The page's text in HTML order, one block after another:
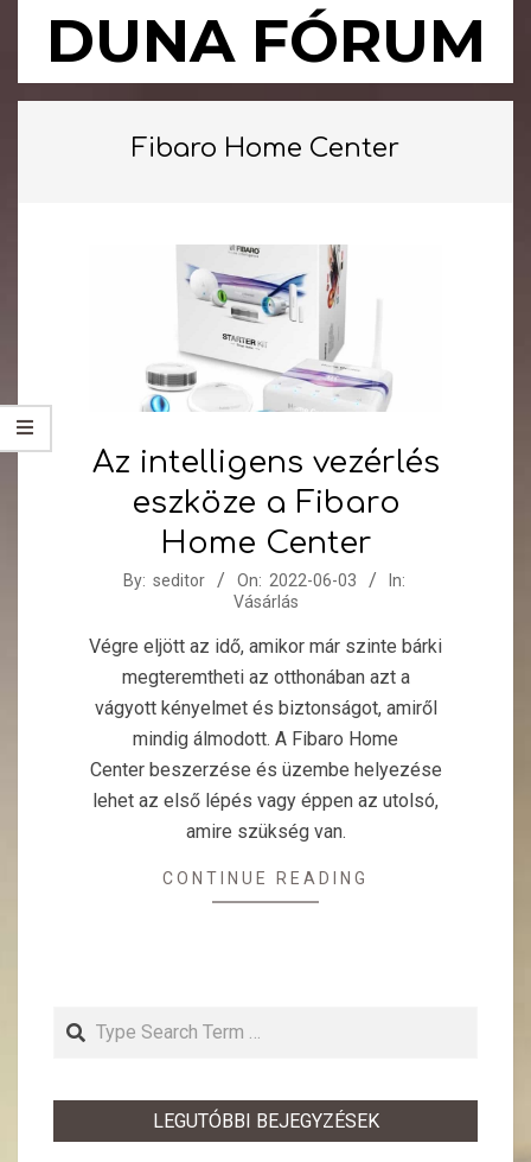
DUNA FÓRUM
Primary
Fibaro Home Center
Az intelligens vezérlés
eszköze a Fibaro
Home Center
2022-
03
By: seditor On: 2022-06-03
In:
Vásárlás
Végre eljött az idő, amikor már szinte bárki
megteremtheti az otthonában azt a
vágyott kényelmet és biztonságot, amiről
mindig álmodott. A Fibaro Home
Center beszerzése és üzembe helyezése
lehet az első lépés vagy éppen az utolsó,
amire szükség van.
CONTINUE READING
Search
LEGUTÓBBI BEJEGYZÉSEK